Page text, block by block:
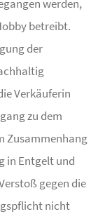
werden,
betreibt.
der
Verkäuferin
zu dem
Zusammenhang
in Entgelt und
gegen die
nicht